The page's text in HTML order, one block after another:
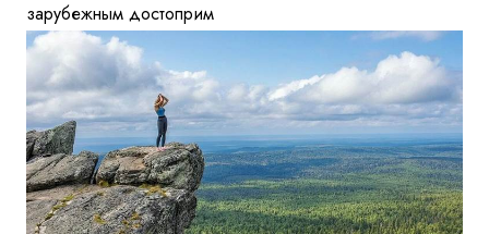
зарубежным достоприм